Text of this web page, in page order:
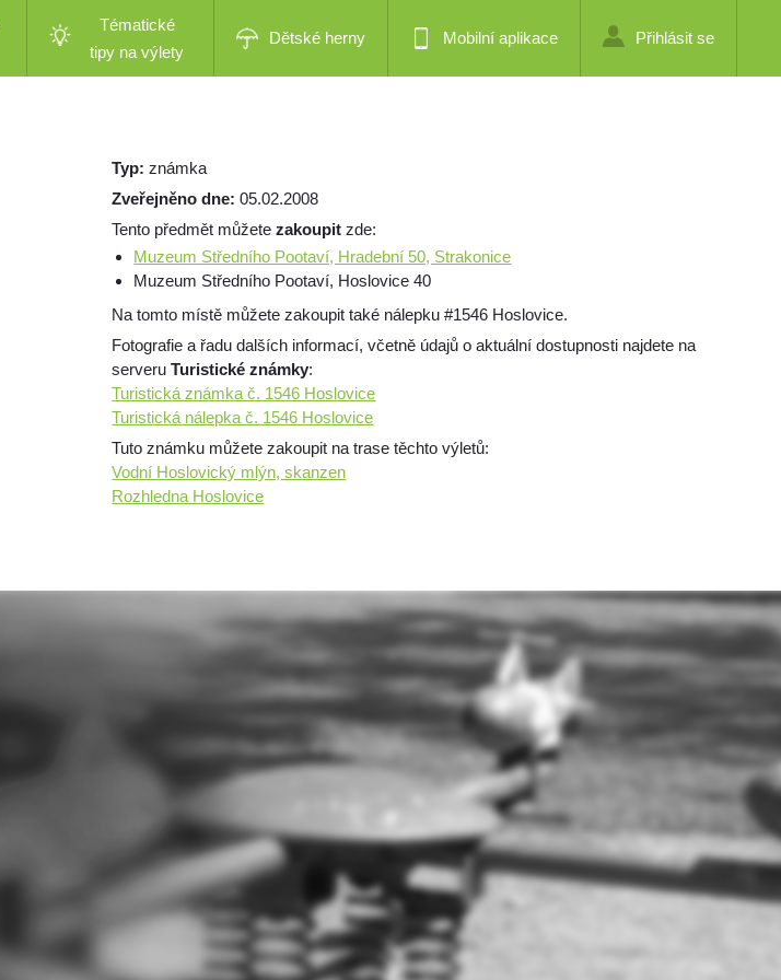
Tématické
tipy na výlety
Dětské herny Mobilní aplikace Přihlásit se
Typ:známka
Zveřejněno dne:05.02.2008
Tento předmět můžetezakoupit zde:
Muzeum Středního Pootaví, Hradební 50, Strakonice
Muzeum Středního Pootaví, Hoslovice 40
Na tomto místě můžete zakoupit také nálepku #1546 Hoslovice.
Fotografie a řadu dalších informací, včetně údajů o aktuální dostupnosti najdete na
serveruTuristické známky:
Turistická známka č. 1546 Hoslovice
Turistická nálepka č. 1546 Hoslovice
Tuto známku můžete zakoupit na trase těchto výletů:
Vodní Hoslovický mlýn, skanzen
Rozhledna Hoslovice